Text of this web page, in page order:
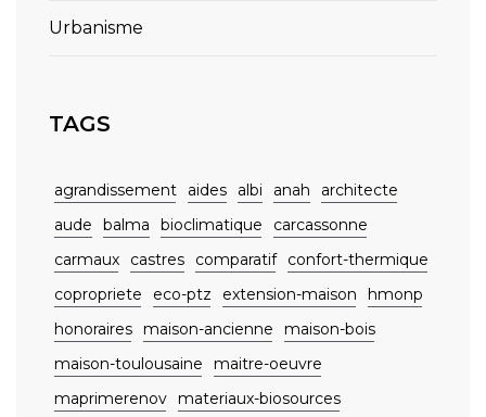
Urbanisme
TAGS
agrandissement aides albi anah
architecte
aude
balma bioclimatique
carcassonne
carmaux
castres comparatif
confort-thermique
copropriete
eco-ptz extension-maison
hmonp
honoraires maison-ancienne
maison-bois
maison-toulousaine
maitre-oeuvre
maprimerenov materiaux-biosources